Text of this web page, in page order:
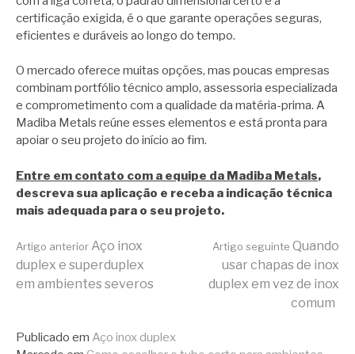
certificação exigida, é o que garante operações seguras,
eficientes e duráveis ao longo do tempo.
O mercado oferece muitas opções, mas poucas empresas
combinam portfólio técnico amplo, assessoria especializada
e comprometimento com a qualidade da matéria-prima. A
Madiba Metals reúne esses elementos e está pronta para
apoiar o seu projeto do início ao fim.
Entre em contato com a equipe da Madiba Metals,
descreva sua aplicação e receba a indicação técnica
mais adequada para o seu projeto.
Continue
Artigo anterior Aço inox
duplex e superduplex
em ambientes severos
Artigo seguinte Quando
usar chapas de inox
duplex em vez de inox
comum
Publicado em Aço inox duplex